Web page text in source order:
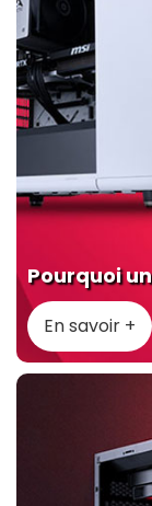
Pourquoi
En savoir +